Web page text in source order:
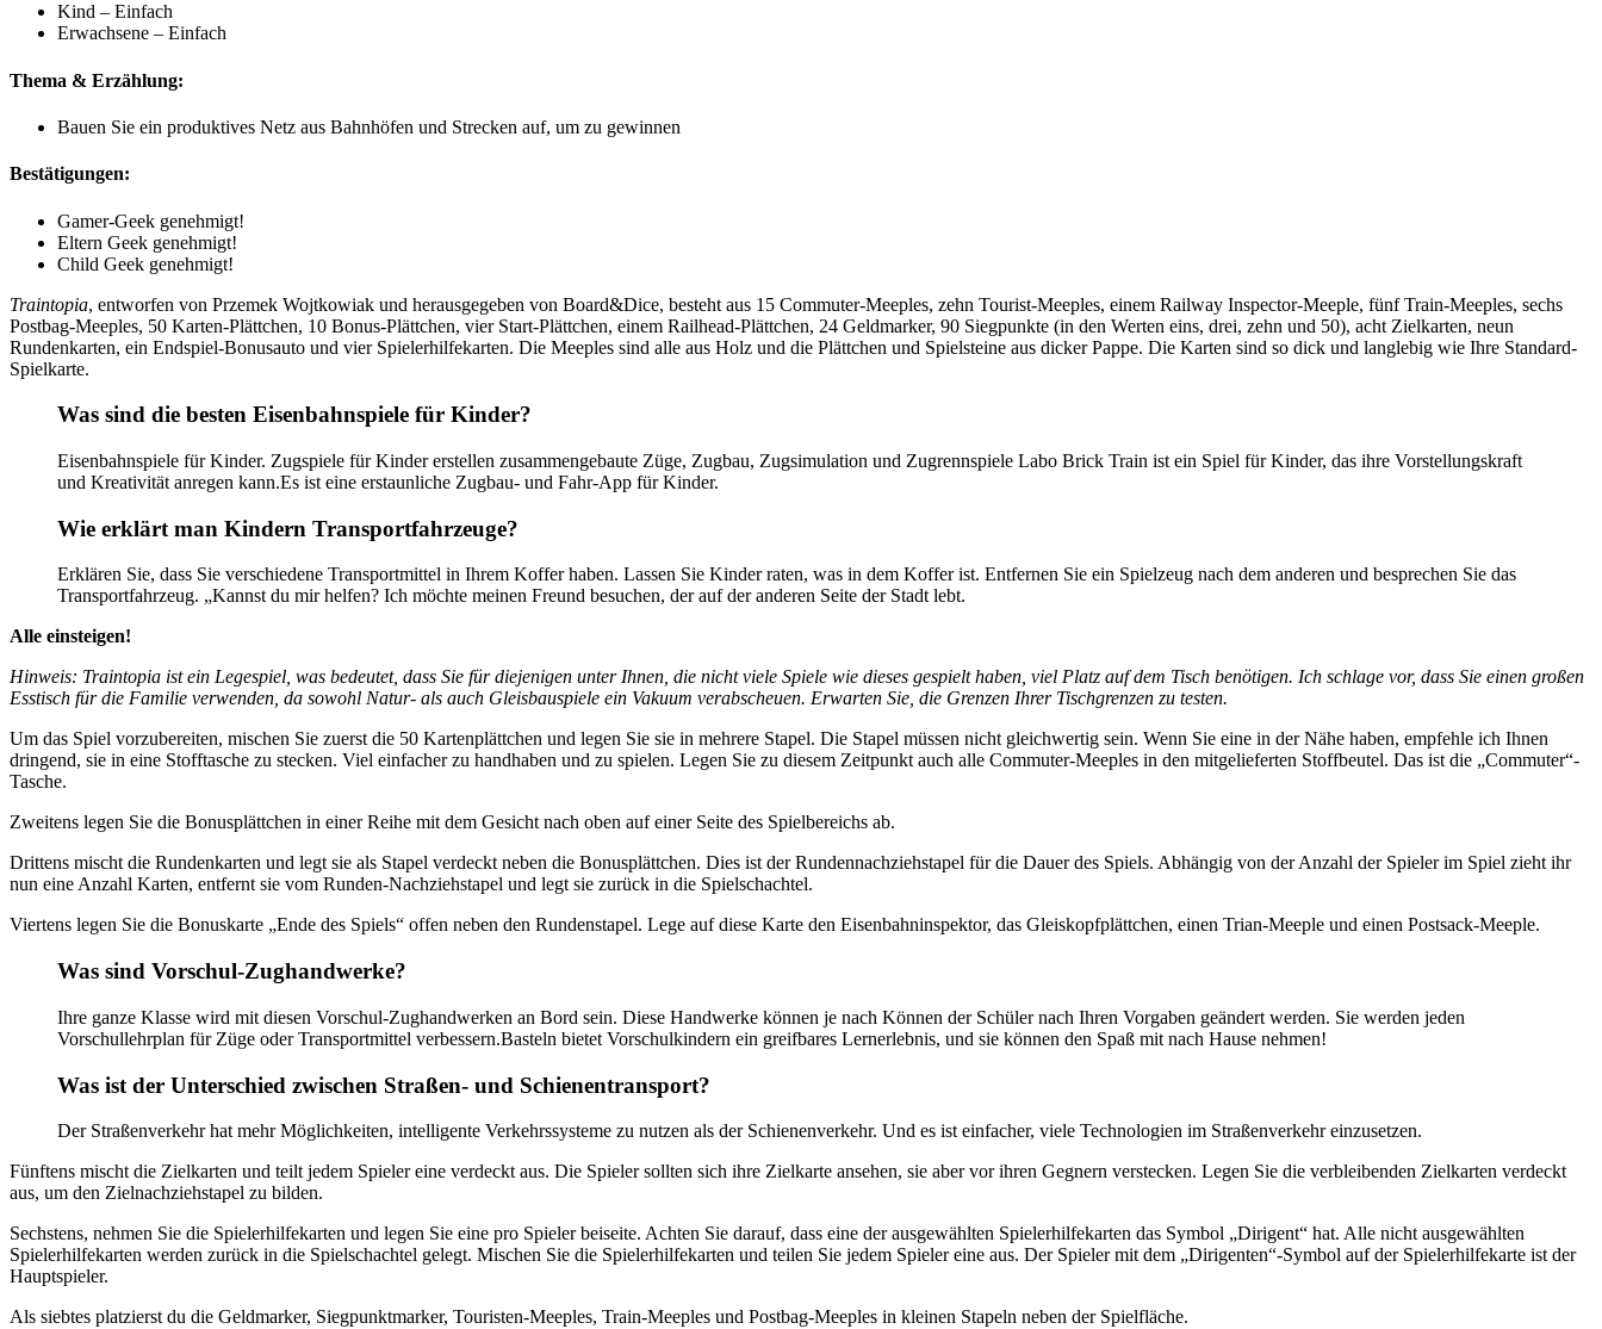
Kind – Einfach
Erwachsene – Einfach
Thema & Erzählung:
Bauen Sie ein produktives Netz aus Bahnhöfen und Strecken auf, um zu gewinnen
Bestätigungen:
Gamer-Geek genehmigt!
Eltern Geek genehmigt!
Child Geek genehmigt!
Traintopia, entworfen von Przemek Wojtkowiak und herausgegeben von Board&Dice, besteht aus 15 Commuter-Meeples, zehn Tourist-Meeples, einem Railway Inspector-Meeple, fünf Train-Meeples, sechs
Postbag-Meeples, 50 Karten-Plättchen, 10 Bonus-Plättchen, vier Start-Plättchen, einem Railhead-Plättchen, 24 Geldmarker, 90 Siegpunkte (in den Werten eins, drei, zehn und 50), acht Zielkarten, neun
Rundenkarten, ein Endspiel-Bonusauto und vier Spielerhilfekarten. Die Meeples sind alle aus Holz und die Plättchen und Spielsteine ​​aus dicker Pappe. Die Karten sind so dick und langlebig wie Ihre Standard-
Spielkarte.
Was sind die besten Eisenbahnspiele für Kinder?
Eisenbahnspiele für Kinder. Zugspiele für Kinder erstellen zusammengebaute Züge, Zugbau, Zugsimulation und Zugrennspiele Labo Brick Train ist ein Spiel für Kinder, das ihre Vorstellungskraft
und Kreativität anregen kann.Es ist eine erstaunliche Zugbau- und Fahr-App für Kinder.
Wie erklärt man Kindern Transportfahrzeuge?
Erklären Sie, dass Sie verschiedene Transportmittel in Ihrem Koffer haben. Lassen Sie Kinder raten, was in dem Koffer ist. Entfernen Sie ein Spielzeug nach dem anderen und besprechen Sie das
Transportfahrzeug. „Kannst du mir helfen? Ich möchte meinen Freund besuchen, der auf der anderen Seite der Stadt lebt.
Alle einsteigen!
Hinweis: Traintopia ist ein Legespiel, was bedeutet, dass Sie für diejenigen unter Ihnen, die nicht viele Spiele wie dieses gespielt haben, viel Platz auf dem Tisch benötigen. Ich schlage vor, dass Sie einen großen
Esstisch für die Familie verwenden, da sowohl Natur- als auch Gleisbauspiele ein Vakuum verabscheuen. Erwarten Sie, die Grenzen Ihrer Tischgrenzen zu testen.
Um das Spiel vorzubereiten, mischen Sie zuerst die 50 Kartenplättchen und legen Sie sie in mehrere Stapel. Die Stapel müssen nicht gleichwertig sein. Wenn Sie eine in der Nähe haben, empfehle ich Ihnen
dringend, sie in eine Stofftasche zu stecken. Viel einfacher zu handhaben und zu spielen. Legen Sie zu diesem Zeitpunkt auch alle Commuter-Meeples in den mitgelieferten Stoffbeutel. Das ist die „Commuter“-
Tasche.
Zweitens legen Sie die Bonusplättchen in einer Reihe mit dem Gesicht nach oben auf einer Seite des Spielbereichs ab.
Drittens mischt die Rundenkarten und legt sie als Stapel verdeckt neben die Bonusplättchen. Dies ist der Rundennachziehstapel für die Dauer des Spiels. Abhängig von der Anzahl der Spieler im Spiel zieht ihr
nun eine Anzahl Karten, entfernt sie vom Runden-Nachziehstapel und legt sie zurück in die Spielschachtel.
Viertens legen Sie die Bonuskarte „Ende des Spiels“ offen neben den Rundenstapel. Lege auf diese Karte den Eisenbahninspektor, das Gleiskopfplättchen, einen Trian-Meeple und einen Postsack-Meeple.
Was sind Vorschul-Zughandwerke?
Ihre ganze Klasse wird mit diesen Vorschul-Zughandwerken an Bord sein. Diese Handwerke können je nach Können der Schüler nach Ihren Vorgaben geändert werden. Sie werden jeden
Vorschullehrplan für Züge oder Transportmittel verbessern.Basteln bietet Vorschulkindern ein greifbares Lernerlebnis, und sie können den Spaß mit nach Hause nehmen!
Was ist der Unterschied zwischen Straßen- und Schienentransport?
Der Straßenverkehr hat mehr Möglichkeiten, intelligente Verkehrssysteme zu nutzen als der Schienenverkehr. Und es ist einfacher, viele Technologien im Straßenverkehr einzusetzen.
Fünftens mischt die Zielkarten und teilt jedem Spieler eine verdeckt aus. Die Spieler sollten sich ihre Zielkarte ansehen, sie aber vor ihren Gegnern verstecken. Legen Sie die verbleibenden Zielkarten verdeckt
aus, um den Zielnachziehstapel zu bilden.
Sechstens, nehmen Sie die Spielerhilfekarten und legen Sie eine pro Spieler beiseite. Achten Sie darauf, dass eine der ausgewählten Spielerhilfekarten das Symbol „Dirigent“ hat. Alle nicht ausgewählten
Spielerhilfekarten werden zurück in die Spielschachtel gelegt. Mischen Sie die Spielerhilfekarten und teilen Sie jedem Spieler eine aus. Der Spieler mit dem „Dirigenten“-Symbol auf der Spielerhilfekarte ist der
Hauptspieler.
Als siebtes platzierst du die Geldmarker, Siegpunktmarker, Touristen-Meeples, Train-Meeples und Postbag-Meeples in kleinen Stapeln neben der Spielfläche.